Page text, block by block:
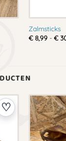
Zalmsticks
€8,99 - €